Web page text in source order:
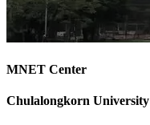
MNET Center
Chulalongkorn University